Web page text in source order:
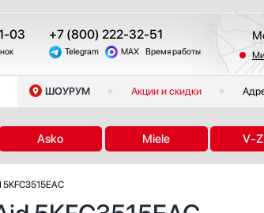
03 +7 (800) 222-32-51
Telegram MAX Время работы
ШОУРУМ Акции и скидки
Asko Miele V-
5KFC3515EAC